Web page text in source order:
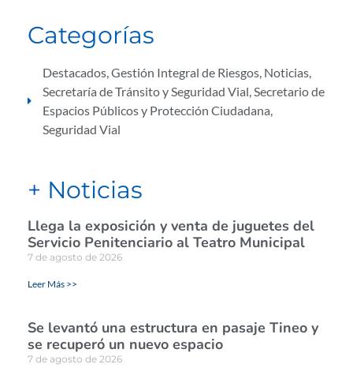
Categorías
Destacados,Gestión Integral de Riesgos, Noticias,
Secretaría de Tránsito y Seguridad Vial,Secretario de
Espacios Públicos y Protección Ciudadana,
Seguridad Vial
+ Noticias
Llega la exposición y venta de juguetes del
Servicio Penitenciario al Teatro Municipal
7 de agosto de 2026
Leer Más >>
Se levantó una estructura en pasaje Tineo y
se recuperó un nuevo espacio
7 de agosto de 2026